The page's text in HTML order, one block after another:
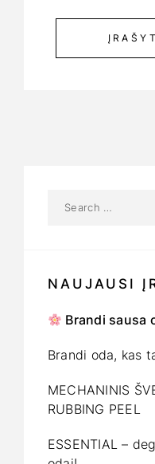
NAUJAUSI
Brandi sausa
Brandi oda, kas
MECHANINIS
RUBBING PEEL
ESSENTIAL –